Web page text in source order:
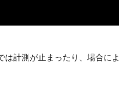
は計測が止まったり、場合によ